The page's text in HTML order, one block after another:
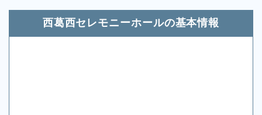
西葛西セレモニーホールの基本情報